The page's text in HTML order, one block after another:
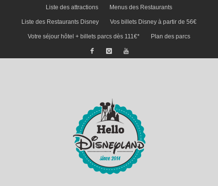
Liste des attractions Menus des Restaurants
Liste des Restaurants Disney Vos billets Disney à partir de 56€
Votre séjour hôtel + billets parcs dès 111€* Plan des parcs